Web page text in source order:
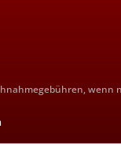
wenn